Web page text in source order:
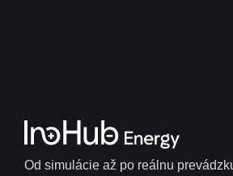
Od simulácie až po reálnu